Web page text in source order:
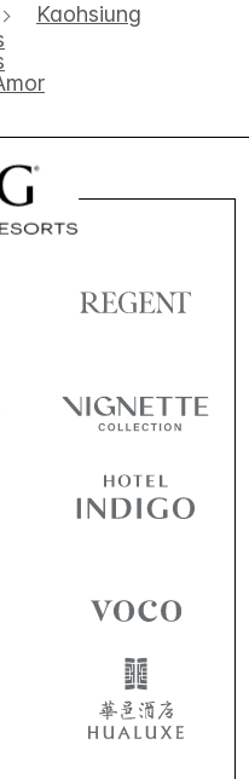
Kaohsiung